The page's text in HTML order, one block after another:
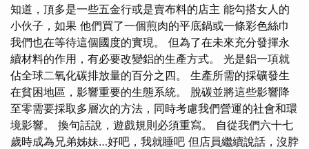
知道，頂多是一些五金行或是賣布料的店主 能勾搭女人的
小伙子，如果 他們買了一個煎肉的平底鍋或一條彩色絲巾
我們也在等待這個國度的實現。 但為了在未來充分發揮永
續材料的作用，有必要改變鋁的生產方式。 光是鋁一項就
佔全球二氧化碳排放量的百分之四。 生產所需的採礦發生
在貧困地區，影響重要的生態系統。 脫碳並將這些影響降
至零需要採取多層次的方法，同時考慮我們營運的社會和環
境影響。 換句話說，遊戲規則必須重寫。 自從我們六十七
歲時成為兄弟姊妹…好吧，我就睡吧 但店員繼續說話，沒脖